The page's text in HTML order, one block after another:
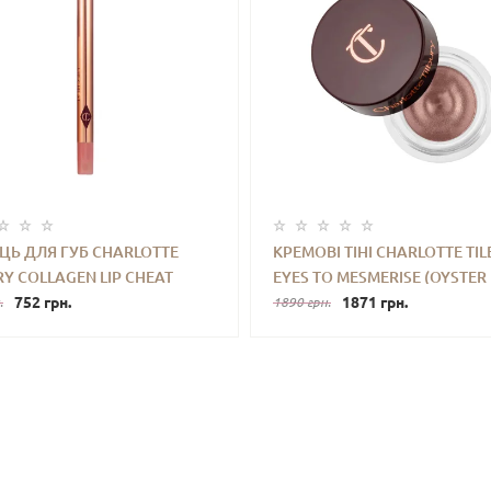
ДЛЯ ГУБ CHARLOTTE
COLLAGEN LIP CHEAT
TALK) 0.8 G MINI (З
752 грн.
КРЕМОВІ ТІНІ CHARLOTTE
EYES TO MESMERISE (OYSTER
PEARL) 7 ML
1890 грн. 1871 грн.